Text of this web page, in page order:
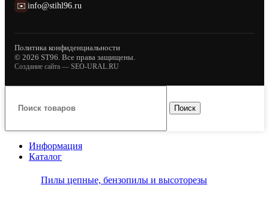
✉️ info@stihl96.ru
Политика конфиденциальности
© 2026 ST96. Все права защищены.
Создание сайта — SEO-URAL.RU
Поиск
Информация
Каталог
Пилы цепные, бензопилы и высоторезы